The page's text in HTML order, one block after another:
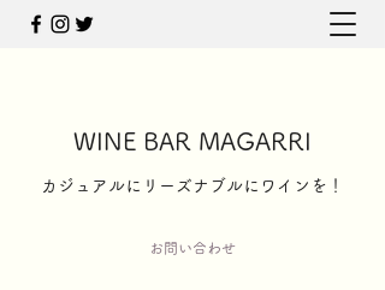
WINE BAR MAGARRI
​カジュアルにリーズナブルにワインを！
お問い合わせ